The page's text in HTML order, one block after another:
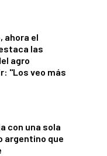
ahora el
las
agro
"Los veo más
con una sola
argentino que